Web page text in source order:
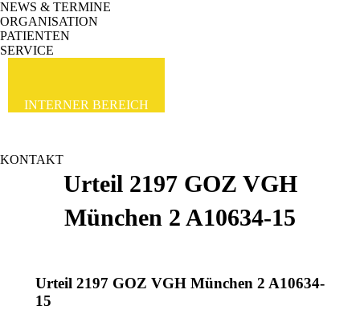
NEWS & TERMINE
ORGANISATION
PATIENTEN
SERVICE
INTERNER BEREICH
KONTAKT
Urteil 2197 GOZ VGH
München 2 A10634-15
Urteil 2197 GOZ VGH München 2 A10634-
15